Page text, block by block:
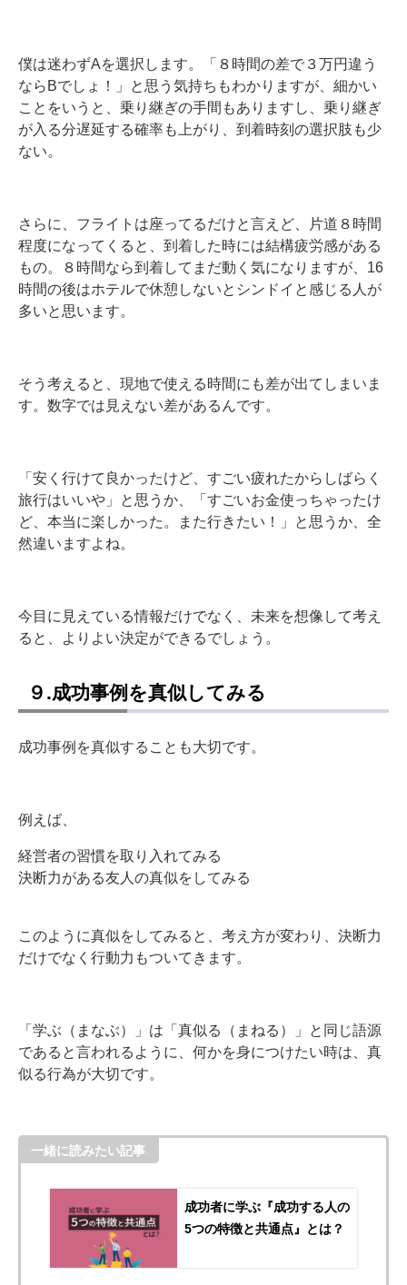
僕は迷わずAを選択します。「８時間の差で３万円違う
ならBでしょ！」と思う気持ちもわかりますが、細かい
ことをいうと、乗り継ぎの手間もありますし、乗り継ぎ
が入る分遅延する確率も上がり、到着時刻の選択肢も少
ない。
さらに、フライトは座ってるだけと言えど、片道８時間
程度になってくると、到着した時には結構疲労感がある
もの。８時間なら到着してまだ動く気になりますが、16
時間の後はホテルで休憩しないとシンドイと感じる人が
多いと思います。
そう考えると、現地で使える時間にも差が出てしまいま
す。数字では見えない差があるんです。
「安く行けて良かったけど、すごい疲れたからしばらく
旅行はいいや」と思うか、「すごいお金使っちゃったけ
ど、本当に楽しかった。また行きたい！」と思うか、全
然違いますよね。
今目に見えている情報だけでなく、未来を想像して考え
ると、よりよい決定ができるでしょう。
９.成功事例を真似してみる
成功事例を真似することも大切です。
例えば、
経営者の習慣を取り入れてみる
決断力がある友人の真似をしてみる
このように真似をしてみると、考え方が変わり、決断力
だけでなく行動力もついてきます。
「学ぶ（まなぶ）」は「真似る（まねる）」と同じ語源
であると言われるように、何かを身につけたい時は、真
似る行為が大切です。
一緒に読みたい記事
成功者に学ぶ『成功する人の
5つの特徴と共通点』とは？